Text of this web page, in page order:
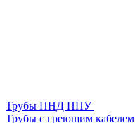
Трубы ПНД ППУ
Трубы с греющим кабелем